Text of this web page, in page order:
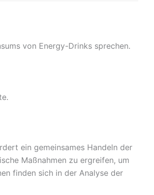
von Energy-Drinks sprechen.
ein gemeinsames Handeln der
Maßnahmen zu ergreifen, um
finden sich in der Analyse der